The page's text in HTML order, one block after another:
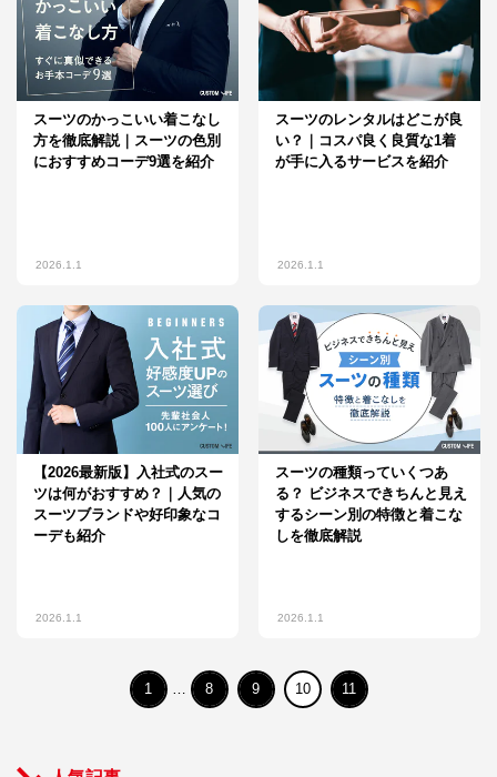
スーツのかっこいい着こなし
方を徹底解説｜スーツの色別
におすすめコーデ9選を紹介
2026.1.1
スーツのレンタルはどこが良
い？｜コスパ良く良質な1着
が手に入るサービスを紹介
2026.1.1
【2026最新版】入社式のスー
ツは何がおすすめ？｜人気の
スーツブランドや好印象なコ
ーデも紹介
2026.1.1
スーツの種類っていくつあ
る？ ビジネスできちんと見え
するシーン別の特徴と着こな
しを徹底解説
2026.1.1
1 … 8 9 10 11